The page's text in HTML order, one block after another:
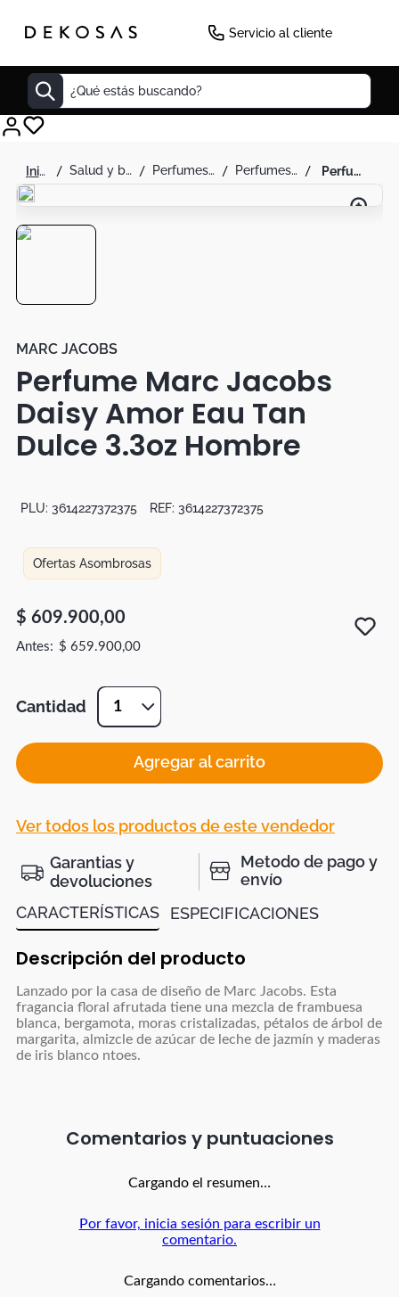
Servicio al cliente
¿Qué estás buscando?
salud y belleza perfumes y splash perfumes para hombre perfume marc jacobs daisy amor eau tan dulce 3.3oz hombre
MARC JACOBS
Perfume Marc Jacobs
Daisy Amor Eau Tan
Dulce 3.3oz Hombre
PLU: 3614227372375 REF: 3614227372375
Ofertas Asombrosas
$ 609.900,00
$ 659.900,00
Cantidad 1
Agregar al carrito
Ver todos los productos de este vendedor
Garantias y
devoluciones
Metodo de pago y
envío
CARACTERÍSTICAS
ESPECIFICACIONES
Descripción del producto
Lanzado por la casa de diseño de Marc Jacobs. Esta
fragancia floral afrutada tiene una mezcla de frambuesa
blanca, bergamota, moras cristalizadas, pétalos de árbol de
margarita, almizcle de azúcar de leche de jazmín y maderas
de iris blanco ntoes.
Comentarios
Cargando el resumen…
Por favor, inicia sesión para escribir un
comentario.
Cargando comentarios…
Decoracion
Cuadro
Sillas
Duvet
Botas
Dko